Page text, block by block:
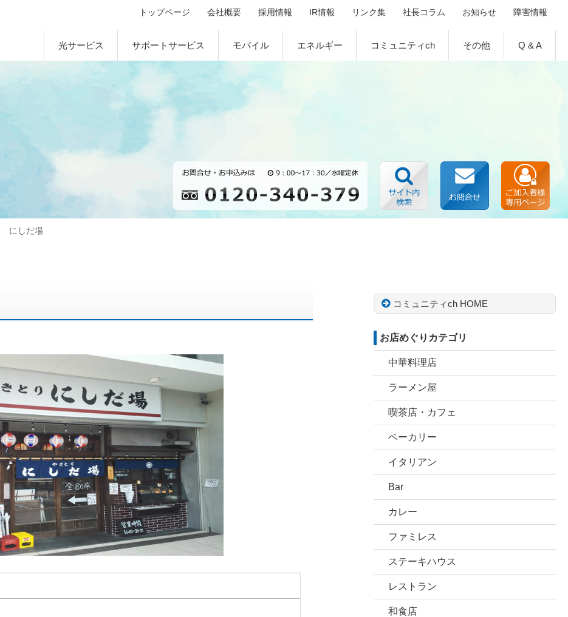
トップページ 会社概要 採用情報 IR情報 リンク集 社長コラム お知らせ 障害情報
光サービス サポートサービス モバイル エネルギー コミュニティch その他 Q & A
にしだ場
コミュニティch HOME
お店めぐりカテゴリ
中華料理店
ラーメン屋
喫茶店・カフェ
ベーカリー
イタリアン
Bar
カレー
ファミレス
ステーキハウス
レストラン
和食店